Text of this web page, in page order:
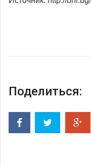
Поделиться: